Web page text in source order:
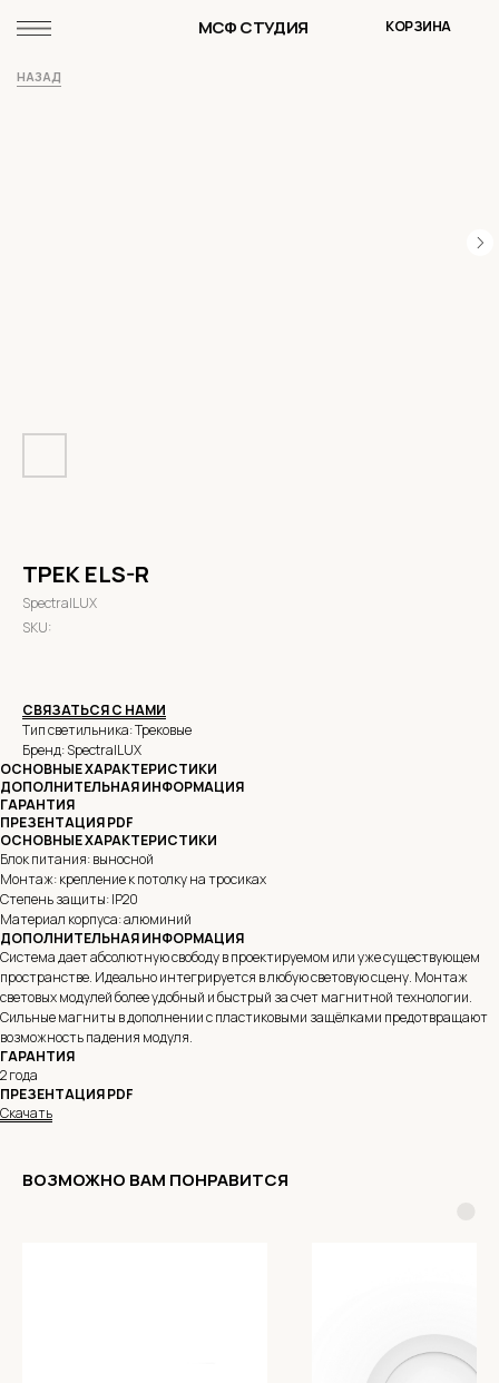
МСФ СТУДИЯ КОРЗИНА
НАЗАД
ТРЕК ELS-R
SpectralLUX
SKU:
СВЯЗАТЬСЯ С НАМИ
Тип светильника: Трековые
Бренд: SpectralLUX
ОСНОВНЫЕ ХАРАКТЕРИСТИКИ
ДОПОЛНИТЕЛЬНАЯ ИНФОРМАЦИЯ
ГАРАНТИЯ
ПРЕЗЕНТАЦИЯ PDF
ОСНОВНЫЕ ХАРАКТЕРИСТИКИ
Блок питания: выносной
Монтаж: крепление к потолку на тросиках
Степень защиты: IP20
Материал корпуса: алюминий
ДОПОЛНИТЕЛЬНАЯ ИНФОРМАЦИЯ
Система дает абсолютную свободу в проектируемом или уже существующем
пространстве. Идеально интегрируется в любую световую сцену. Монтаж
световых модулей более удобный и быстрый за счет магнитной технологии.
Сильные магниты в дополнении с пластиковыми защёлками предотвращают
возможность падения модуля.
ГАРАНТИЯ
2 года
ПРЕЗЕНТАЦИЯ PDF
Скачать
ВОЗМОЖНО ВАМ ПОНРАВИТСЯ